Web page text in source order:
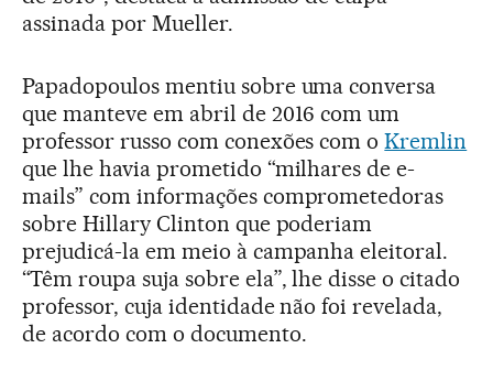
assinada por Mueller.
Papadopoulos mentiu sobre uma conversa
que manteve em abril de 2016 com um
professor russo com conexões com oKremlin
que lhe havia prometido “milhares de e-
mails” com informações comprometedoras
sobre Hillary Clinton que poderiam
prejudicá-la em meio à campanha eleitoral.
“Têm roupa suja sobre ela”, lhe disse o citado
professor, cuja identidade não foi revelada,
de acordo com o documento.